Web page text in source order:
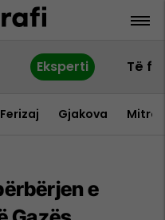
Eksperti Të
Ferizaj Gjakova
e